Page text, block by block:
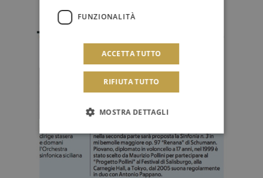
FUNZIONALITÀ
ACCETTA TUTTO
RIFIUTA TUTTO
MOSTRA DETTAGLI